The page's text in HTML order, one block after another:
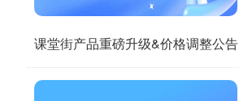
课堂街产品重磅升级&价格调整公告